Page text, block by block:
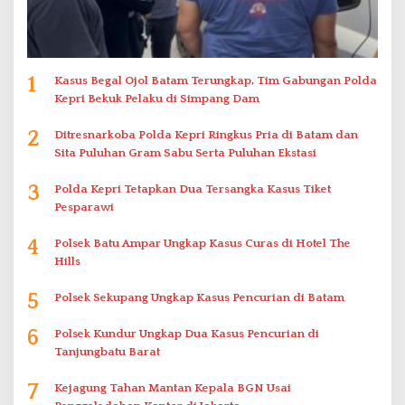
1
Kasus Begal Ojol Batam Terungkap, Tim Gabungan Polda
Kepri Bekuk Pelaku di Simpang Dam
2
Ditresnarkoba Polda Kepri Ringkus Pria di Batam dan
Sita Puluhan Gram Sabu Serta Puluhan Ekstasi
3
Polda Kepri Tetapkan Dua Tersangka Kasus Tiket
Pesparawi
4
Polsek Batu Ampar Ungkap Kasus Curas di Hotel The
Hills
5 Polsek Sekupang Ungkap Kasus Pencurian di Batam
6
Polsek Kundur Ungkap Dua Kasus Pencurian di
Tanjungbatu Barat
7
Kejagung Tahan Mantan Kepala BGN Usai